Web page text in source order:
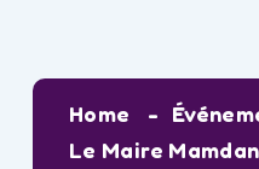
Home
Le Maire